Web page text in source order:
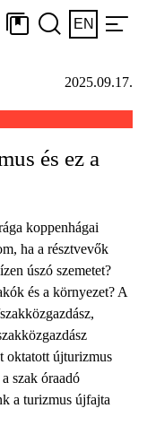
EN
2025.09.17.
és ez a
koppenhágai
ha a résztvevők
úszó szemetet?
és a környezet? A
oktatott újturizmus
szak óraadó
a turizmus újfajta